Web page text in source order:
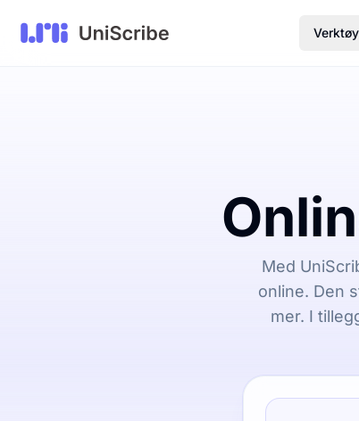
Verktøy
Med
online. Den
mer. I